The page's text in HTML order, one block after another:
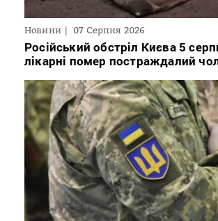
Новини 07 Серпня 2026
Російський обстріл Києва 5
лікарні помер постраждалий